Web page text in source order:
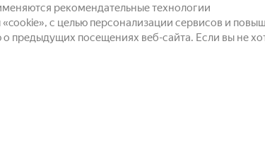
рекомендательные технологии
, с целью персонализации сервисов и
предыдущих посещениях веб-сайта. Если вы не